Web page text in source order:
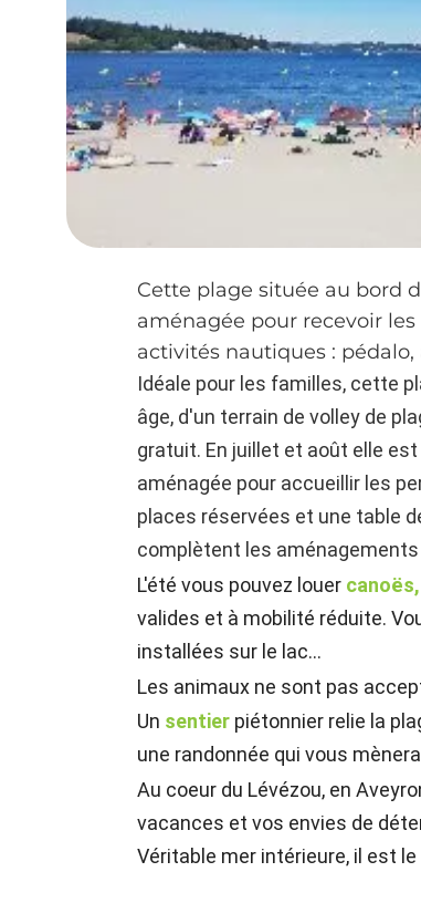
Cette plage située au bord
aménagée pour recevoir
activités nautiques :
Idéale pour les familles, cette
âge, d'un terrain de volley de
gratuit. En juillet et août elle est
aménagée pour accueillir les
places réservées et une table
complètent les
L'été vous pouvez louer
valides et à mobilité réduite.
installées sur le lac...
Les animaux ne sont pas
Un sentier piétonnier relie la
une randonnée qui vous
Au coeur du Lévézou, en
vacances et vos envies de
Véritable mer intérieure, il est